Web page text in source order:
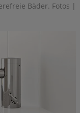
Bäder. Fotos |